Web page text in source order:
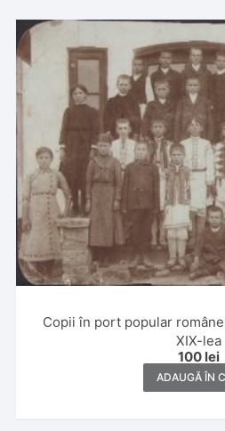
Copii în port popular
XIX-lea
100 lei
ADAUGĂ ÎN